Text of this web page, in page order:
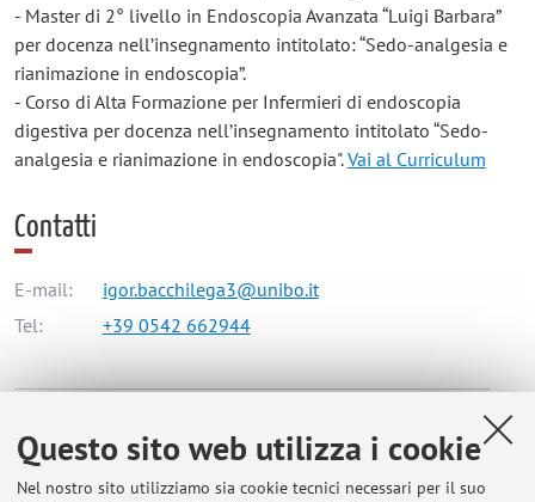
Questo sito web utilizza i cookie
Nel nostro sito utilizziamo sia cookie tecnici necessari per il suo
- Master di 2° livello in Endoscopia Avanzata “Luigi Barbara”
per docenza nell’insegnamento intitolato: “Sedo-analgesia e
rianimazione in endoscopia”.
- Corso di Alta Formazione per Infermieri di endoscopia
digestiva per docenza nell’insegnamento intitolato “Sedo-
analgesia e rianimazione in endoscopia".Vai al Curriculum
Contatti
E-mail:
igor.bacchilega3@unibo.it
Tel:
+39 0542 662944
Via Massarenti 9, Bologna -Vai alla mappa